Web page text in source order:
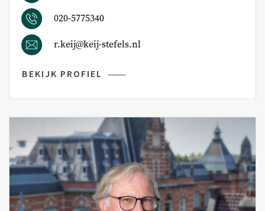
Ons team
Contact
020-5775340
r.keij@keij-stefels.nl
BEKIJK PROFIEL